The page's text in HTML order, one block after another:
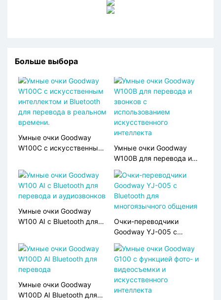
Больше выбора
Умные очки Goodway
W100C с искусственным
для перевода в реальном
времени.
Умные очки Goodway
W100B для перевода и
звонков с
использованием
искусственного
интеллекта
Умные очки Goodway
W100 AI с Bluetooth для
Очки-переводчики
Goodway YJ-005 с
Bluetooth для
многоязычного общения
Умные очки Goodway
W100D AI Bluetooth для